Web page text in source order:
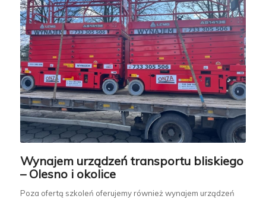
Wynajem urządzeń transportu bliskiego
– Olesno i okolice
Poza ofertą szkoleń oferujemy również wynajem urządzeń